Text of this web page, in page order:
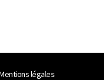
légales